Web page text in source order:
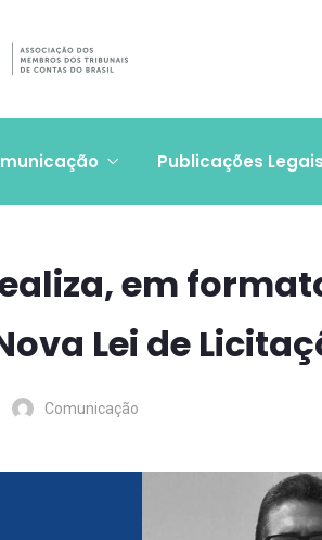
Publicações Legais
em
Lei de
Comunicação